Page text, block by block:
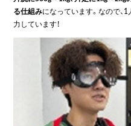
る仕組みになっています。なので、
力しています！